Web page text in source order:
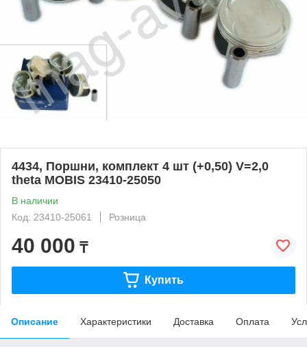
4434, Поршни, комплект 4 шт (+0,50) V=2,0
theta MOBIS 23410-25050
В наличии
Код: 23410-25061
Розница
40 000 ₸
Купить
Описание Характеристики Доставка Оплата